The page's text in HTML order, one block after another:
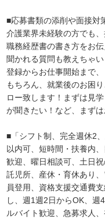
■応募書類の添削や面接対
介護業界未経験の方でも
職務経歴書の書き方をお
聞かれる質問も教えちゃ
登録からお仕事開始まで
もちろん、就業後のお困
ロー致します！まずは見
が聞きたい！など、まず
■「シフト制、完全週休2
以内可、短時間・扶養内
歓迎、曜日相談可、土日
託児所、産休・育休あり
員登用、資格支援交通費
し、週1週2日からOK、週
ルバイト歓迎、急募求人